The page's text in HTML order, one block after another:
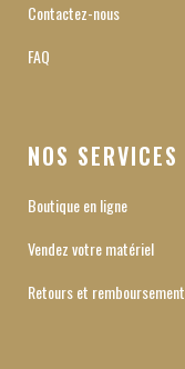
Contactez-nous
FAQ
NOS SERVICES
Boutique en ligne
Vendez votre matériel
Retours et remboursement